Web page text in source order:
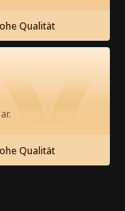
es mit
Film
4
Qualität
Qualität